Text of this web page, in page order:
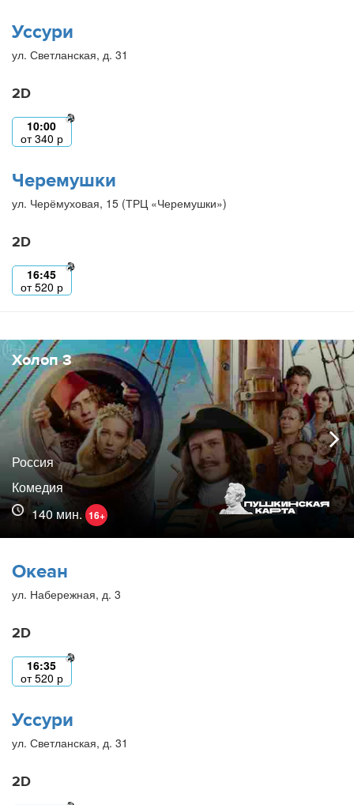
Уссури
ул. Светланская, д. 31
2D
10:00
от340 р
Черемушки
ул. Черёмуховая, 15 (ТРЦ «Черемушки»)
2D
16:45
от520 р
Холоп 3
Россия
Комедия
140 мин. 16+
Океан
ул. Набережная, д. 3
2D
16:35
от520 р
Уссури
ул. Светланская, д. 31
2D